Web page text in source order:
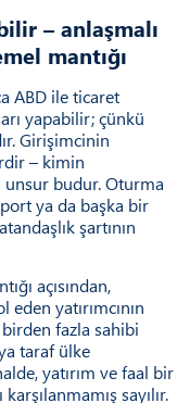
– anlaşmalı
mantığı
ABD ile ticaret
yapabilir; çünkü
Girişimcinin
– kimin
budur. Oturma
ya da başka bir
şartının
açısından,
yatırımcının
birden fazla sahibi
taraf ülke
yatırım ve faal bir
sayılır.